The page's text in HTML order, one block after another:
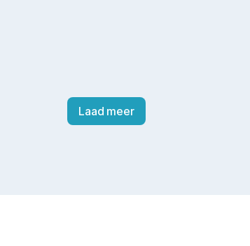
Laad meer